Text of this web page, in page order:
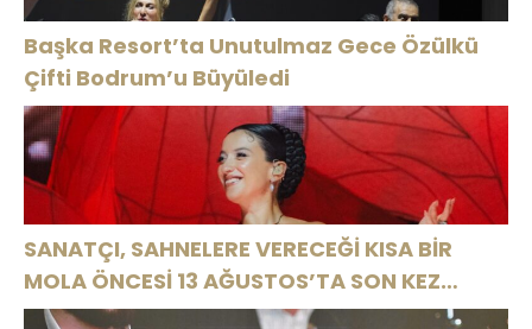
KUTLADI
Başka Resort’ta Unutulmaz Gece Özülkü
Çifti Bodrum’u Büyüledi
SANATÇI, SAHNELERE VERECEĞİ KISA BİR
MOLA ÖNCESİ 13 AĞUSTOS’TA SON KEZ
HARBİYE’DE OLACAK!